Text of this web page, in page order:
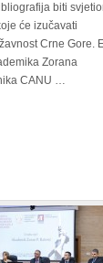
biti
će izučavati
Crne Gore.
Zorana
CANU …